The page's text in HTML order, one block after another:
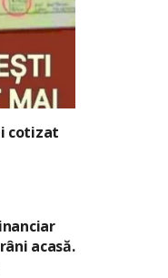
cotizat
acasă.